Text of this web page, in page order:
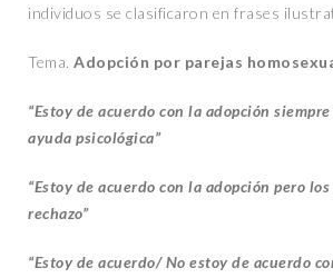
individuos se clasificaron en frases
Tema. Adopción por parejas
“Estoy de acuerdo con la adopción
ayuda psicológica”
“Estoy de acuerdo con la adopción pero
rechazo”
“Estoy de acuerdo/ No estoy de acuerdo